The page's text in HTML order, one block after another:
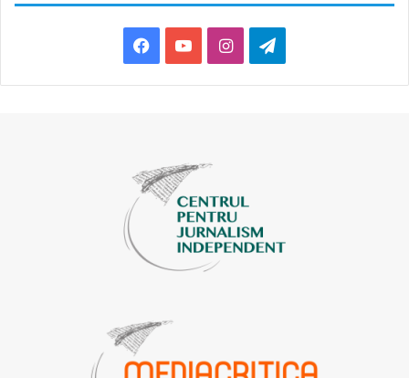
Facebook
YouTubeInstagramTelegram